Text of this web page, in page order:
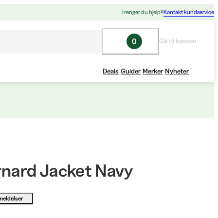
Trenger du hjelp?Kontakt kundservice
0 Gå til kassen
Deals Guider Merker Nyheter
Jacket Navy